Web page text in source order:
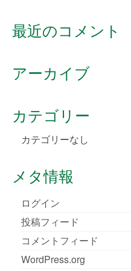
最近のコメント
アーカイブ
カテゴリー
カテゴリーなし
メタ情報
ログイン
投稿フィード
コメントフィード
WordPress.org